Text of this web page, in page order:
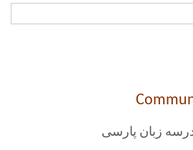
زبان پارسی